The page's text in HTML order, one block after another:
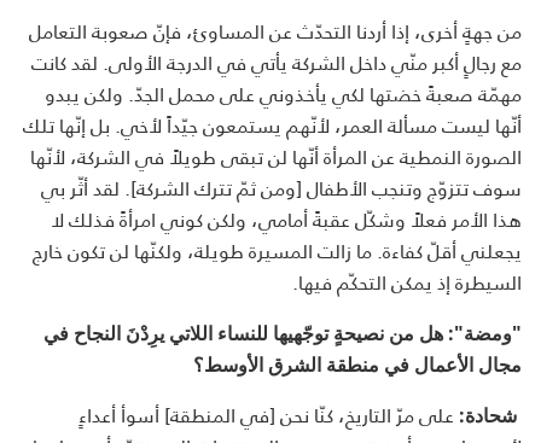
من جهةٍ أخرى، إذا أردنا التحدّث عن المساوئ، فإنّ صعوبة التعامل
مع رجالٍ أكبر منّي داخل الشركة يأتي في الدرجة الأولى. لقد كانت
مهمّة صعبةً خضتها لكي يأخذوني على محمل الجدّ. ولكن يبدو
أنّها ليست مسألة العمر، لأنّهم يستمعون جيّداً لأخي. بل إنّها تلك
الصورة النمطية عن المرأة أنّها لن تبقى طويلاً في الشركة، لأنّها
سوف تتزوّج وتنجب الأطفال [ومن ثمّ تترك الشركة]. لقد أثّر بي
هذا الأمر فعلاً وشكّل عقبةً أمامي، ولكن كوني امرأةً فذلك لا
يجعلني أقلّ كفاءة. ما زالت المسيرة طويلة، ولكنّها لن تكون خارج
السيطرة إذ يمكن التحكّم فيها.
"ومضة": هل من نصيحةٍ توجّهيها للنساء اللاتي يرِدْنَ النجاح في
مجال الأعمال في منطقة الشرق الأوسط؟
شحادة: على مرّ التاريخ، كنّا نحن [في المنطقة] أسوأ أعداءٍ